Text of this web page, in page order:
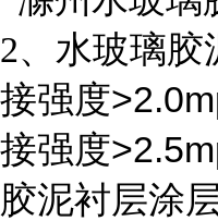
2、水玻璃胶
接强度
接强度
胶泥衬层涂